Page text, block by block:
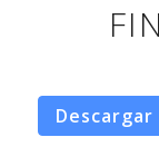
Descargar